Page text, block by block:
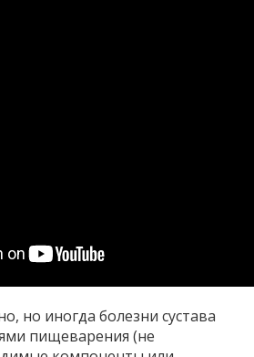
но иногда болезни сустава
пищеварения (не